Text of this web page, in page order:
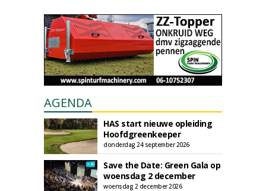
AGENDA
HAS start nieuwe opleiding
Hoofdgreenkeeper
donderdag 24 september 2026
Save the Date: Green Gala op
woensdag 2 december
woensdag 2 december 2026